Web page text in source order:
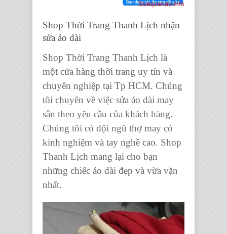
Shop Thời Trang Thanh Lịch nhận
sửa áo dài
Shop Thời Trang Thanh Lịch là
một cửa hàng thời trang uy tín và
chuyên nghiệp tại Tp HCM. Chúng
tôi chuyên về việc sửa áo dài may
sẵn theo yêu cầu của khách hàng.
Chúng tôi có đội ngũ thợ may có
kinh nghiệm và tay nghề cao. Shop
Thanh Lịch mang lại cho bạn
những chiếc áo dài đẹp và vừa vặn
nhất.